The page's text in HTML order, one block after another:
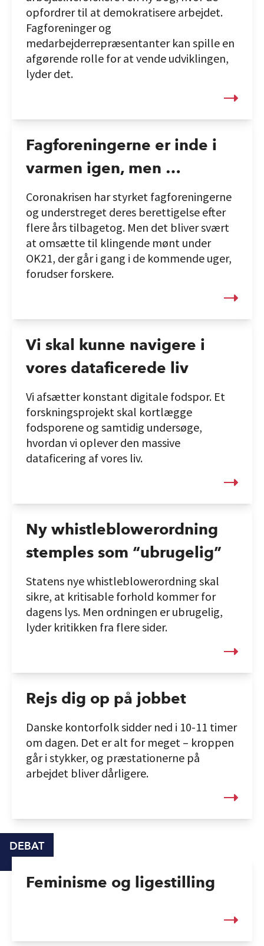
opfordrer til at demokratisere arbejdet.
Fagforeninger og
medarbejderrepræsentanter kan spille en
afgørende rolle for at vende udviklingen,
lyder det.
Fagforeningerne er inde i
varmen igen, men …
Coronakrisen har styrket fagforeningerne
og understreget deres berettigelse efter
flere års tilbagetog. Men det bliver svært
at omsætte til klingende mønt under
OK21, der går i gang i de kommende uger,
forudser forskere.
Vi skal kunne navigere i
vores dataficerede liv
Vi afsætter konstant digitale fodspor. Et
forskningsprojekt skal kortlægge
fodsporene og samtidig undersøge,
hvordan vi oplever den massive
dataficering af vores liv.
Ny whistleblowerordning
stemples som “ubrugelig”
Statens nye whistleblowerordning skal
sikre, at kritisable forhold kommer for
dagens lys. Men ordningen er ubrugelig,
lyder kritikken fra flere sider.
Rejs dig op på jobbet
Danske kontorfolk sidder ned i 10-11 timer
om dagen. Det er alt for meget – kroppen
går i stykker, og præstationerne på
arbejdet bliver dårligere.
Feminisme og ligestilling
DEBAT